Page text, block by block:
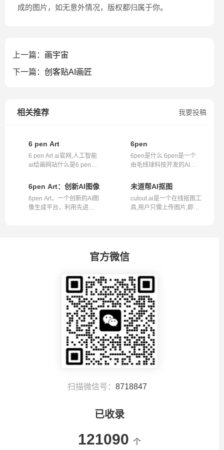
成的图片，如无意外情况，版权都归属于你。
上一篇： 画宇宙
下一篇： 创客贴AI画匠
我要投稿
相关推荐
6 pen Art
6 pen Art ai官网,人工智能
ai绘画网站什么是6 pen
6pen
6pen是什么 6pen是一个
由毛线球科技开发的AI工
6pen Art：创新AI图像生成技术与多样化风格选择
6pen Art，一个创新的AI图
像生成平台，利用先进的
未道帮AI抠图
cutout.ai是一个在线抠图工
具,用户只需上传图片,即可
官方微信
扫描微信号： 8718847
已收录
121090 个